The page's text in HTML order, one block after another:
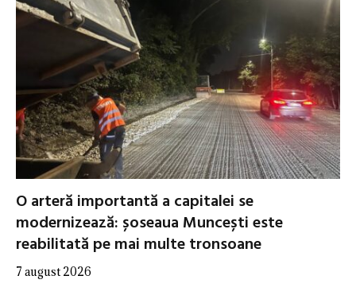
O arteră importantă a capitalei se
modernizează: șoseaua Muncești este
reabilitată pe mai multe tronsoane
7 august 2026